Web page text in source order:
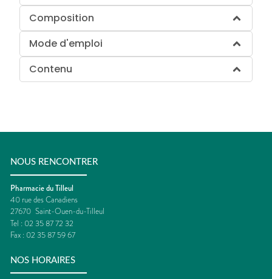
Composition
Mode d'emploi
Contenu
NOUS RENCONTRER
Pharmacie du Tilleul
40 rue des Canadiens
27670 Saint-Ouen-du-Tilleul
Tel : 02 35 87 72 32
Fax : 02 35 87 59 67
NOS HORAIRES